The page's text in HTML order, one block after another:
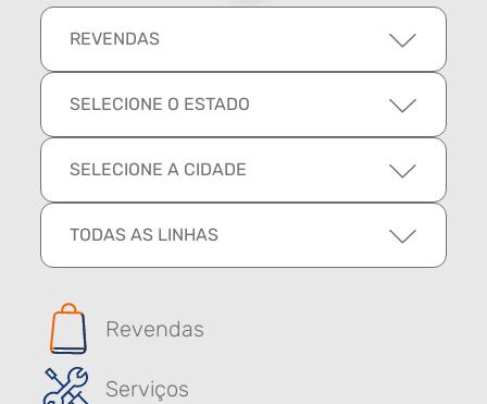
REVENDAS
SELECIONE O ESTADO
SELECIONE A CIDADE
TODAS AS LINHAS
Revendas
Serviços